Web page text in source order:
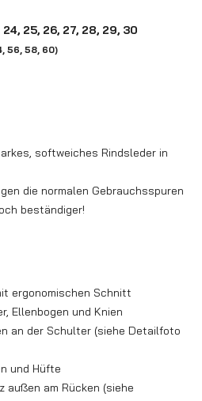
25, 26, 27, 28, 29, 30
56, 58, 60)
softweiches Rindsleder in
die normalen Gebrauchsspuren
beständiger!
ergonomischen Schnitt
Ellenbogen und Knien
an der Schulter (siehe Detailfoto
und Hüfte
außen am Rücken (siehe